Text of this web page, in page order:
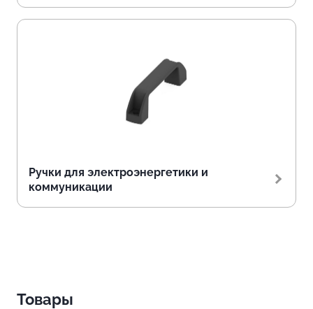
Ручки для электроэнергетики и
коммуникации
Товары